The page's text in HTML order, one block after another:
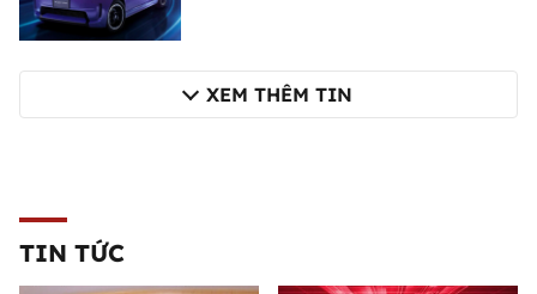
XEM THÊM TIN
TIN TỨC